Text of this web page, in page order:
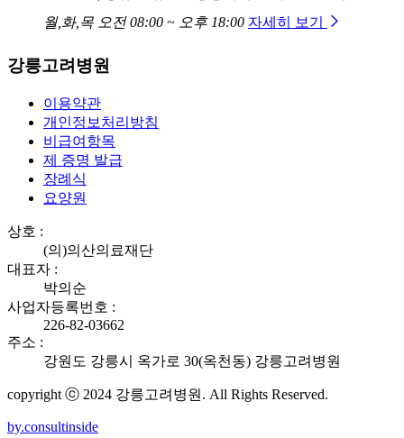
월,화,목 오전 08:00 ~ 오후 18:00 자세히 보기
강릉고려병원
이용약관
개인정보처리방침
비급여항목
제 증명 발급
장례식
요양원
상호 :
(의)의산의료재단
대표자 :
박의순
사업자등록번호 :
226-82-03662
주소 :
강원도 강릉시 옥가로 30(옥천동) 강릉고려병원
copyright ⓒ 2024 강릉고려병원. All Rights Reserved.
by.consultinside